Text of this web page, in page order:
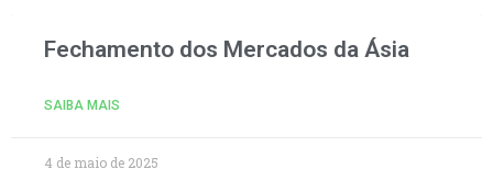
Fechamento dos Mercados da Ásia
SAIBA MAIS
4 de maio de 2025